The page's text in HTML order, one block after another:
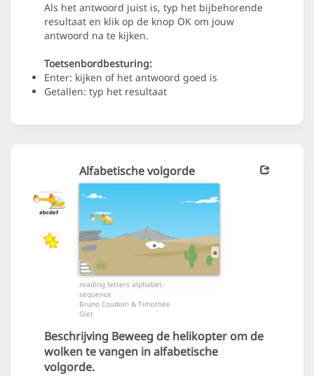
Als het antwoord juist is, typ het bijbehorende
resultaat en klik op de knop OK om jouw
antwoord na te kijken.
Toetsenbordbesturing:
Enter: kijken of het antwoord goed is
Getallen: typ het resultaat
Alfabetische volgorde
reading letters alphabet-
sequence
Bruno Coudoin & Timothée
Giet
Beschrijving Beweeg de helikopter om de
wolken te vangen in alfabetische
volgorde.